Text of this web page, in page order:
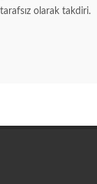
tarafsız olarak takdiri.